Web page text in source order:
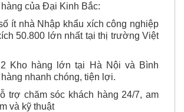
hàng của Đại Kinh Bắc:
ít nhà Nhập khẩu xích công nghiệp
50.800 lớn nhất tại thị trường Việt
Kho hàng lớn tại Hà Nội và Bình
nhanh chóng, tiện lợi.
trợ chăm sóc khách hàng 24/7, am
và kỹ thuật